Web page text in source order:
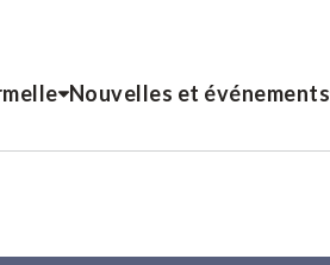
Nouvelles et événements